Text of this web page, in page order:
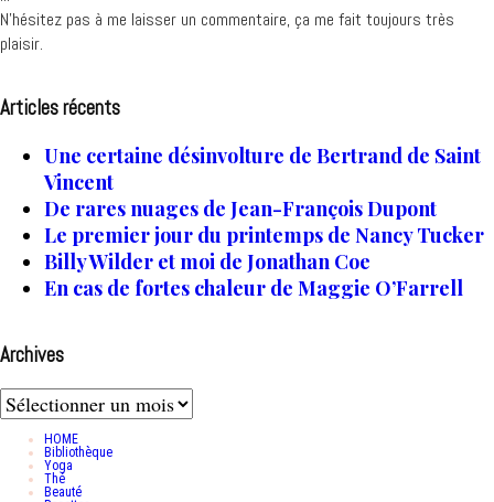
N'hésitez pas à me laisser un commentaire, ça me fait toujours très
plaisir.
Articles récents
Une certaine désinvolture de Bertrand de Saint
Vincent
De rares nuages de Jean-François Dupont
Le premier jour du printemps de Nancy Tucker
Billy Wilder et moi de Jonathan Coe
En cas de fortes chaleur de Maggie O’Farrell
Archives
Archives
HOME
Bibliothèque
Yoga
Thé
Beauté